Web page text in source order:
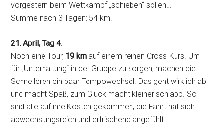
vorgestern beim Wettkampf „schieben“ sollen…
Summe nach 3 Tagen: 54 km.
21. April, Tag 4:
Noch eine Tour, 19 km auf einem reinen Cross-Kurs. Um
für „Unterhaltung“ in der Gruppe zu sorgen, machen die
Schnelleren ein paar Tempowechsel. Das geht wirklich ab
und macht Spaß, zum Glück macht kleiner schlapp. So
sind alle auf ihre Kosten gekommen, die Fahrt hat sich
abwechslungsreich und erfrischend angefühlt.